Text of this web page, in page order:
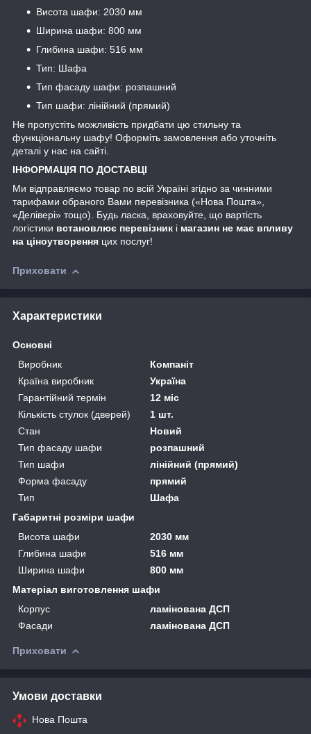
Висота шафи: 2030 мм
Ширина шафи: 800 мм
Глибина шафи: 516 мм
Тип: Шафа
Тип фасаду шафи: розпашний
Тип шафи: лінійний (прямий)
Не пропустіть можливість придбати цю стильну та
функціональну шафу! Оформіть замовлення або уточніть
деталі у нас на сайті.
ІНФОРМАЦІЯ ПО ДОСТАВЦІ
Ми відправляємо товар по всій Україні згідно за чинними
тарифами обраного Вами перевізника («Нова Пошта»,
«Делівері» тощо). Будь ласка, враховуйте, що вартість
логістики встановлює перевізник і магазин не має впливу
на ціноутворення цих послуг!
Приховати
Характеристики
Основні
Виробник
Компаніт
Країна виробник
Україна
Гарантійний термін
12 міс
Кількість стулок (дверей)
1 шт.
Стан
Новий
Тип фасаду шафи
розпашний
Тип шафи
лінійний (прямий)
Форма фасаду
прямий
Тип
Шафа
Габаритні розміри шафи
Висота шафи
2030 мм
Глибина шафи
516 мм
Ширина шафи
800 мм
Матеріал виготовлення шафи
Корпус
ламінована ДСП
Фасади
ламінована ДСП
Приховати
Умови доставки
Нова Пошта